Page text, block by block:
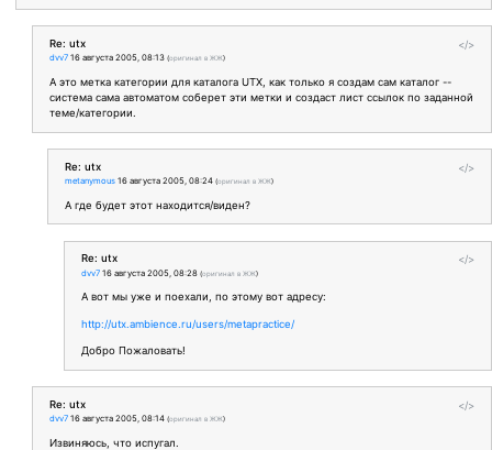
</>
Re: utx
dvv7 16 августа 2005, 08:13 (оригинал в ЖЖ)
А это метка категории для каталога UTХ, как только я создам сам каталог --
система сама автоматом соберет эти метки и создаст лист ссылок по заданной
теме/категории.
</>
Re: utx
metanymous 16 августа 2005, 08:24 (оригинал в ЖЖ)
А где будет этот находится/виден?
</>
Re: utx
dvv7 16 августа 2005, 08:28 (оригинал в ЖЖ)
А вот мы уже и поехали, по этому вот адресу:
http://utx.ambience.ru/users/metapractice/
Добро Пожаловать!
</>
Re: utx
dvv7 16 августа 2005, 08:14 (оригинал в ЖЖ)
Извиняюсь, что испугал.